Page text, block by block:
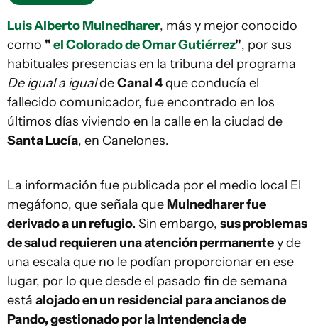
Luis Alberto Mulnedharer, más y mejor conocido
como "el Colorado de Omar Gutiérrez", por sus
habituales presencias en la tribuna del programa
De igual a igualdeCanal 4que conducía el
fallecido comunicador, fue encontrado en los
últimos días viviendo en la calle en la ciudad de
Santa Lucía, en Canelones.
La información fue publicada por el medio local El
megáfono, que señala que Mulnedharer fue
derivado a un refugio. Sin embargo, sus problemas
de salud requieren una atención permanentey de
una escala que no le podían proporcionar en ese
lugar, por lo que desde el pasado fin de semana
está alojado en un residencial para ancianos de
Pando, gestionado por la Intendencia de